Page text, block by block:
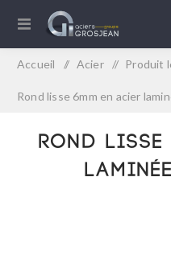
Accueil / Acier / Produit
Rond lisse 6mm en acier
Rond lisse